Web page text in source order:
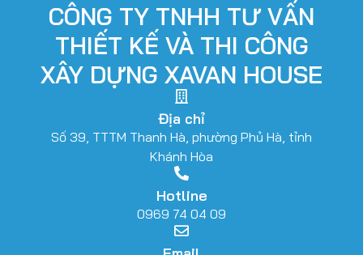
CÔNG TY TNHH TƯ VẤN
THIẾT KẾ VÀ THI CÔNG
XÂY DỰNG XAVAN HOUSE
Địa chỉ
Số 39, TTTM Thanh Hà, phường Phủ Hà, tỉnh
Khánh Hòa
Hotline
0969 74 04 09